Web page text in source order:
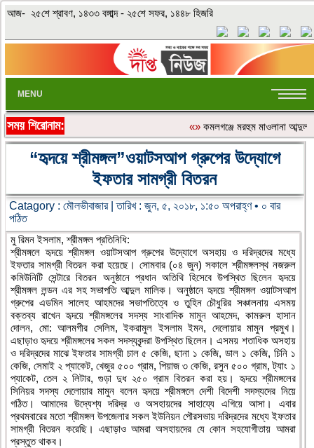
আজ- ২৫শে শ্রাবণ, ১৪৩৩ বঙ্গাব্দ - ২৫শে সফর, ১৪৪৮ হিজরি
MENU
সময় শিরোনাম: «»কমলগঞ্জে মরহুম মাওলানা আব্দুল
“হৃদয়ে শ্রীমঙ্গল”ওয়াটসআপ গ্রুপের উদ্যোগে
ইফতার সামগ্রী বিতরন
Catagory : মৌলভীবাজার| তারিখ : জুন, ৫, ২০১৮, ১:৫০ অপরাহ্ণ • ০ বার
পঠিত
মু রিমন ইসলাম, শ্রীমঙ্গল প্রতিনিধি:
শ্রীমঙ্গলে হৃদয়ে শ্রীমঙ্গল ওয়াটসআপ গ্রুপের উদ্যোগে অসহায় ও দরিদ্রদের মধ্যে
ইফতার সামগ্রী বিতরন করা হয়েছে। সোমবার (০৪ জুন) সকালে শ্রীমঙ্গলস্থ নজরুল
কমিউনিটি সেন্টারে বিতরন অনুষ্ঠানে প্রধান অতিথি হিসেবে উপস্থিত ছিলেন হৃদয়ে
শ্রীমঙ্গল লন্ডন এর সহ সভাপতি আব্দুল মালিক। অনুষ্ঠানে হৃদয়ে শ্রীমঙ্গল ওয়াটসআপ
গ্রুপের এডমিন সালেহ আহমদের সভাপতিত্বে ও তুহিন চৌধুরির সঞ্চালনায় এসময়
বক্তব্য রাখেন হৃদয়ে শ্রীমঙ্গলের সদস্য সাংবাদিক মামুন আহমেদ, কামরুল হাসান
দোলন, মো: আলমগীর সেলিম, ইকরামুল ইসলাম ইমন, দেলোয়ার মামুন প্রমুখ।
এছাড়াও হৃদয়ে শ্রীমঙ্গলের সকল সদস্যবৃন্দরা উপস্থিত ছিলেন। এসময় শতাধিক অসহায়
ও দরিদ্রদের মাঝে ইফতার সামগ্রী চাল ৫ কেজি, ছানা ১ কেজি, ডাল ১ কেজি, চিনি ১
কেজি, সেমাই ২ প্যাকেট, খেজুর ৫০০ গ্রাম, পিয়াজ ৩ কেজি, রসুন ৫০০ গ্রাম, ট্যাং ১
প্যাকেট, তেল ২ লিটার, গুড়া দুধ ২৫০ গ্রাম বিতরন করা হয়। হৃদয়ে শ্রীমঙ্গলের
সিনিয়র সদস্য দেলোয়ার মামুন বলেন হৃদয়ে শ্রীমঙ্গলে দেশী বিদেশী সদস্যদের নিয়ে
গঠিত। আমাদের উদ্যেশ্য দরিদ্র ও অসহায়দের সাহায্যে এগিয়ে আসা। এবার
প্রথমবারের মতো শ্রীমঙ্গল উপজেলার সকল ইউনিয়ন পৌরসভায় দরিদ্রদের মধ্যে ইফতার
সামগ্রী বিতরন করেছি। এছাড়াও আমরা অসহায়দের যে কোন সহযোগীতায় আমরা
প্রস্তুত থাকব।